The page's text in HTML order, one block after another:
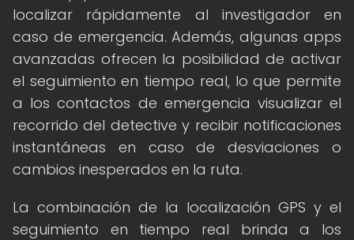
localizar rápidamente al investigador en
caso de emergencia. Además, algunas apps
avanzadas ofrecen la posibilidad de activar
el seguimiento en tiempo real, lo que permite
a los contactos de emergencia visualizar el
recorrido del detective y recibir notificaciones
instantáneas en caso de desviaciones o
cambios inesperados en la ruta.
La combinación de la localización GPS y el
seguimiento en tiempo real brinda a los